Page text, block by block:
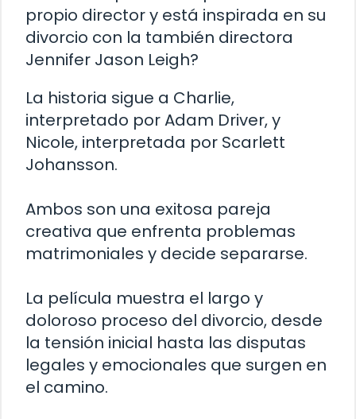
propio director y está inspirada en su
divorcio con la también directora
Jennifer Jason Leigh?
La historia sigue a Charlie,
interpretado por Adam Driver, y
Nicole, interpretada por Scarlett
Johansson.
Ambos son una exitosa pareja
creativa que enfrenta problemas
matrimoniales y decide separarse.
La película muestra el largo y
doloroso proceso del divorcio, desde
la tensión inicial hasta las disputas
legales y emocionales que surgen en
el camino.